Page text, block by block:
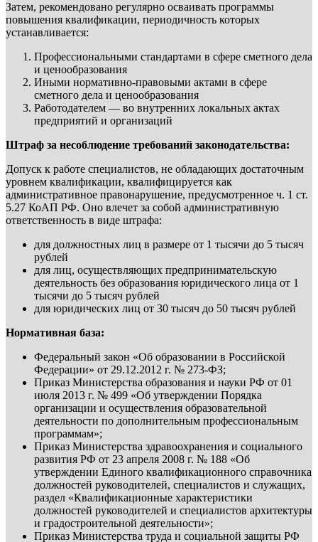
Затем, рекомендовано регулярно осваивать программы
повышения квалификации, периодичность которых
устанавливается:
Профессиональными стандартами в сфере сметного дела
и ценообразования
Иными нормативно-правовыми актами в сфере
сметного дела и ценообразования
Работодателем — во внутренних локальных актах
предприятий и организаций
Штраф за несоблюдение требований законодательства:
Допуск к работе специалистов, не обладающих достаточным
уровнем квалификации, квалифицируется как
административное правонарушение, предусмотренное ч. 1 ст.
5.27 КоАП РФ. Оно влечет за собой административную
ответственность в виде штрафа:
для должностных лиц в размере от 1 тысячи до 5 тысяч
рублей
для лиц, осуществляющих предпринимательскую
деятельность без образования юридического лица от 1
тысячи до 5 тысяч рублей
для юридических лиц от 30 тысяч до 50 тысяч рублей
Нормативная база:
Федеральный закон «Об образовании в Российской
Федерации» от 29.12.2012 г. № 273-ФЗ;
Приказ Министерства образования и науки РФ от 01
июля 2013 г. № 499 «Об утверждении Порядка
организации и осуществления образовательной
деятельности по дополнительным профессиональным
программам»;
Приказ Министерства здравоохранения и социального
развития РФ от 23 апреля 2008 г. № 188 «Об
утверждении Единого квалификационного справочника
должностей руководителей, специалистов и служащих,
раздел «Квалификационные характеристики
должностей руководителей и специалистов архитектуры
и градостроительной деятельности»;
Приказ Министерства труда и социальной защиты РФ